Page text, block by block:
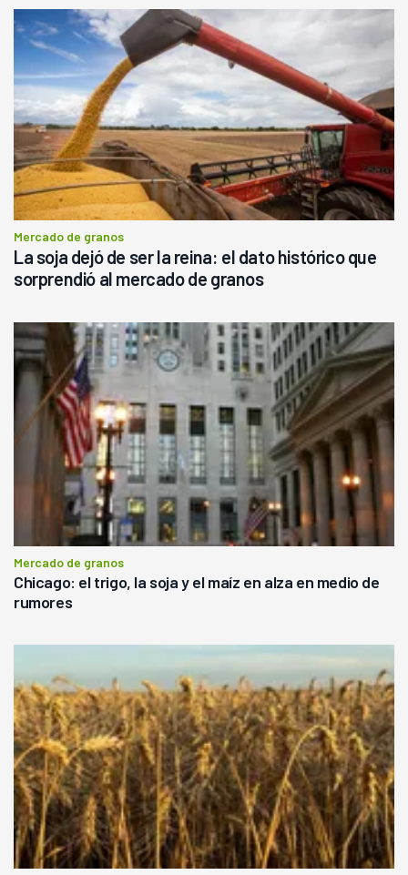
Mercado de granos
La soja dejó de ser la reina: el dato histórico que
sorprendió al mercado de granos
Mercado de granos
Chicago: el trigo, la soja y el maíz en alza en medio de
rumores